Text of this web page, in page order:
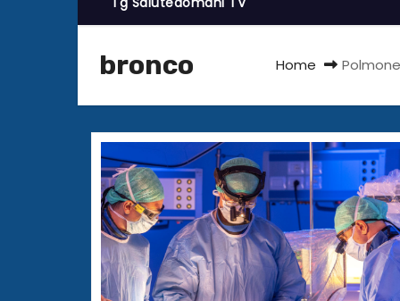
bronco Home